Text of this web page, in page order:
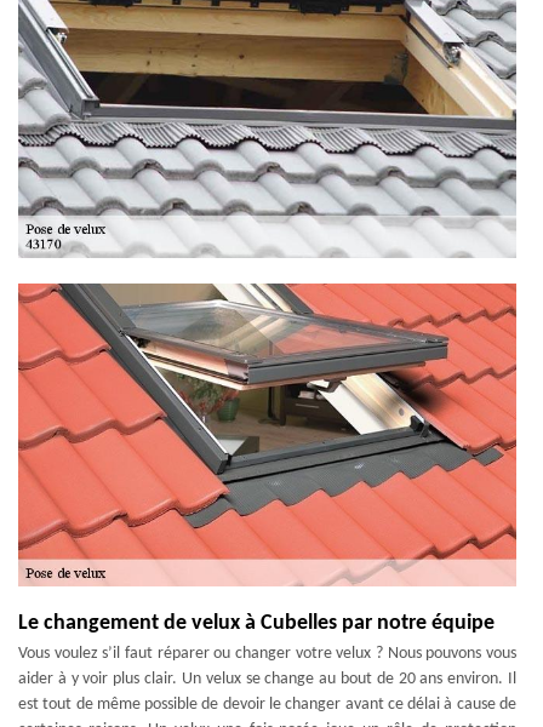
Le changement de velux à Cubelles par notre équipe
Vous voulez s’il faut réparer ou changer votre velux ? Nous pouvons vous
aider à y voir plus clair. Un velux se change au bout de 20 ans environ. Il
est tout de même possible de devoir le changer avant ce délai à cause de